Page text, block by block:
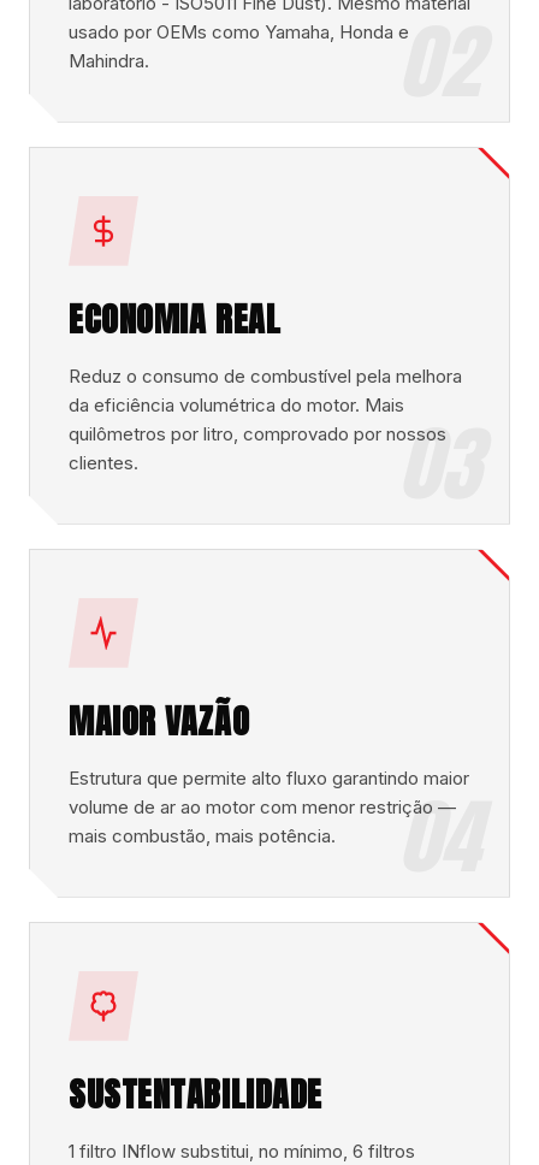
02
usado por OEMs como Yamaha, Honda e
Mahindra.
03
ECONOMIA REAL
Reduz o consumo de combustível pela melhora
da eficiência volumétrica do motor. Mais
quilômetros por litro, comprovado por nossos
clientes.
04
MAIOR VAZÃO
Estrutura que permite alto fluxo garantindo maior
volume de ar ao motor com menor restrição —
mais combustão, mais potência.
SUSTENTABILIDADE
1 filtro INflow substitui, no mínimo, 6 filtros